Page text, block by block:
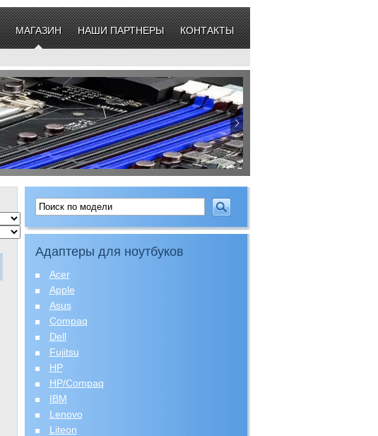
МАГАЗИН НАШИ ПАРТНЕРЫ КОНТАКТЫ
Адаптеры для ноутбуков
Acer
Apple
Asus
Compaq
Dell
Fujitsu
HP
HP/Compaq
IBM
Lenovo
Liteon